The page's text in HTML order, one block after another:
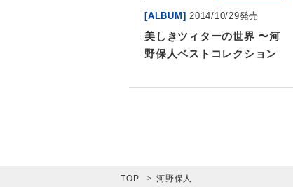
[ALBUM] 2014/10/29発売
美しきツィターの世界 〜河
野保人ベストコレクション
TOP 河野保人